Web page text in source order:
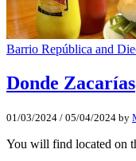
Barrio República and
Donde Zacarías
01/03/2024 / 05/04/2024 by
You will find located on